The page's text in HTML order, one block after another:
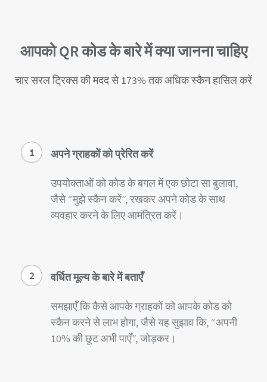
आपको QR कोड के बारे में क्या जानना चाहिए
चार सरल ट्रिक्स की मदद से 173% तक अधिक स्कैन हासिल करें
1 अपने ग्राहकों को प्रेरित करें
उपयोक्ताओं को कोड के बगल में एक छोटा सा बुलावा,
जैसे “मुझे स्कैन करें”, रखकर अपने कोड के साथ
व्यवहार करने के लिए आमंत्रित करें।
2 वर्धित मूल्य के बारे में बताएँ
समझाएँ कि कैसे आपके ग्राहकों को आपके कोड को
स्कैन करने से लाभ होगा, जैसे यह सुझाव कि, “अपनी
10% की छूट अभी पाएँ”, जोड़कर।